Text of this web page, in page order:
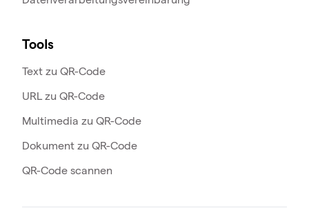
Tools
Text zu QR-Code
URL zu QR-Code
Multimedia zu QR-Code
Dokument zu QR-Code
QR-Code scannen